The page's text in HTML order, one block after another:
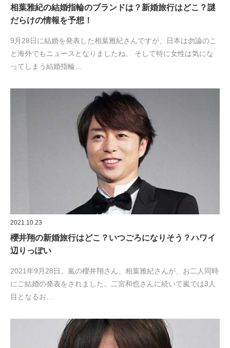
相葉雅紀の結婚指輪のブランドは？新婚旅行はどこ？謎
だらけの情報を予想！
9月28日に結婚を発表した相葉雅紀さんですが、日本は勿論のこ
と海外でもニュースとなりましたね。 そして特に女性は気にな
ってしまう結婚指輪…
2021.10.23
櫻井翔の新婚旅行はどこ？いつごろになりそう？ハワイ
辺りっぽい
2021年9月28日、嵐の櫻井翔さん、相葉雅紀さんが、お二人同時
にご結婚の発表をされました。二宮和也さんに続いて嵐では3人
目となるお…